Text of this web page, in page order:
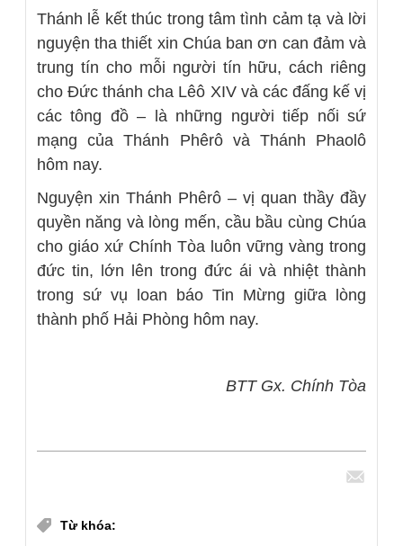
Thánh lễ kết thúc trong tâm tình cảm tạ và lời
nguyện tha thiết xin Chúa ban ơn can đảm và
trung tín cho mỗi người tín hữu, cách riêng
cho Đức thánh cha Lêô XIV và các đấng kế vị
các tông đồ – là những người tiếp nối sứ
mạng của Thánh Phêrô và Thánh Phaolô
hôm nay.
Nguyện xin Thánh Phêrô – vị quan thầy đầy
quyền năng và lòng mến, cầu bầu cùng Chúa
cho giáo xứ Chính Tòa luôn vững vàng trong
đức tin, lớn lên trong đức ái và nhiệt thành
trong sứ vụ loan báo Tin Mừng giữa lòng
thành phố Hải Phòng hôm nay.
BTT Gx. Chính Tòa
Từ khóa: